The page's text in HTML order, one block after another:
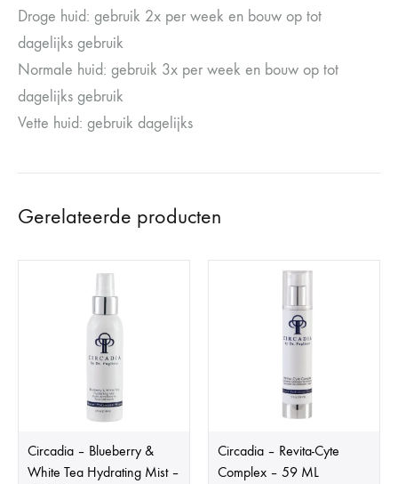
Droge huid: gebruik 2x per week en bouw op tot
dagelijks gebruik
Normale huid: gebruik 3x per week en bouw op tot
dagelijks gebruik
Vette huid: gebruik dagelijks
Gerelateerde producten
Circadia – Blueberry &
White Tea Hydrating Mist –
Circadia – Revita-Cyte
Complex – 59 ML